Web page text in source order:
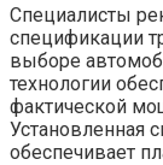
Специалисты
спецификации
выборе
технологии
фактической
Установленная
обеспечивает